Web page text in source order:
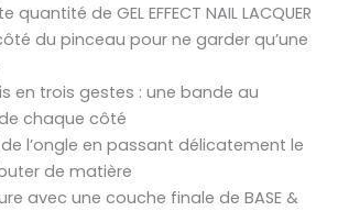
de GEL EFFECT NAIL LACQUER
du pinceau pour ne garder qu’une
en trois gestes : une bande au
chaque côté
l’ongle en passant délicatement le
de matière
avec une couche finale de BASE &